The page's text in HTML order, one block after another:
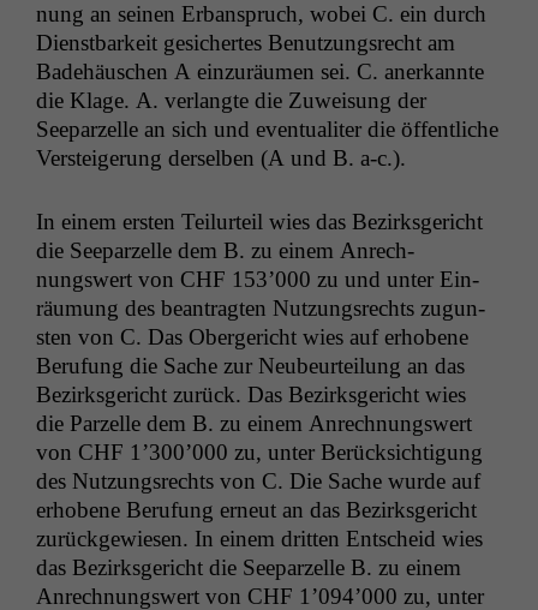
nung an seinen Erbanspruch, wobei C. ein durch
Dien­st­barkeit gesichertes Benutzungsrecht am
Bade­häuschen A einzuräu­men sei. C. anerkan­nte
die Klage. A. ver­langte die Zuweisung der
Seeparzelle an sich und even­tu­aliter die öffentliche
Ver­steigerung der­sel­ben (A und B. a‑c.).
In einem ersten Teil­urteil wies das Bezirks­gericht
die Seeparzelle dem B. zu einem Anrech­
nungswert von CHF 153’000 zu und unter Ein­
räu­mung des beantragten Nutzungsrechts zugun­
sten von C. Das Oberg­ericht wies auf erhobene
Beru­fung die Sache zur Neubeurteilung an das
Bezirks­gericht zurück. Das Bezirks­gericht wies
die Parzelle dem B. zu einem Anrech­nungswert
von CHF 1’300’000 zu, unter Berück­sich­ti­gung
des Nutzungsrechts von C. Die Sache wurde auf
erhobene Beru­fung erneut an das Bezirks­gericht
zurück­gewiesen. In einem drit­ten Entscheid wies
das Bezirks­gericht die Seeparzelle B. zu einem
Anrech­nungswert von CHF 1’094’000 zu, unter